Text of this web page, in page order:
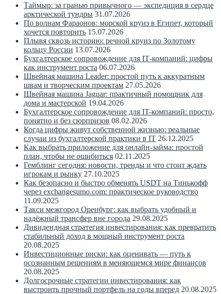
Таймыр: за гранью привычного — экспедиция в сердце
арктической тундры 31.07.2026
По волнам Фараонов: морской круиз в Египет, который
хочется повторить 15.07.2026
Плывя сквозь историю: речной круиз по Золотому
кольцу России 13.07.2026
Бухгалтерское сопровождение для IT‑компаний: цифры
как инструмент роста 06.07.2026
Швейная машина Leader: простой путь к аккуратным
швам и творческим проектам 27.05.2026
Швейная машина Jaguar: практичный помощник для
дома и мастерской 19.04.2026
Бухгалтерское сопровождение для IT-компаний: просто,
понятно и без сюрпризов 08.02.2026
Когда цифры живут собственной жизнью: реальные
случаи из бухгалтерской практики в IT 26.12.2025
Как выбрать приложение для онлайн-займа: простой
план, чтобы не ошибиться 02.11.2025
Гемблинг сегодня: новости, тренды и что стоит ждать
игрокам и рынку 27.10.2025
Как безопасно и быстро обменять USDT на Тинькофф
через exchangesumo.com: практическое руководство
11.09.2025
Такси межгород Оренбург: как выбрать удобный и
надёжный трансфер вне города 29.08.2025
Дивидендная стратегия инвестирования: как превратить
стабильный доход в мощный инструмент роста
20.08.2025
Инвестиционные риски: как оценивать — путь к
осознанным решениям в меняющемся мире финансов
20.08.2025
Долгосрочные стратегии инвестирования: как
выстроить прочный портфель на годы вперед 20.08.2025